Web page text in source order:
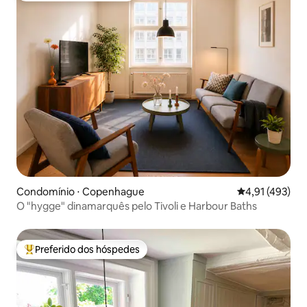
Condomínio ⋅ Copenhague 4,91 de uma
4,91 (493)
O "hygge" dinamarquês pelo Tivoli e Harbour Baths
Entre os melhores preferidos dos hóspedes
Preferido dos hóspedes